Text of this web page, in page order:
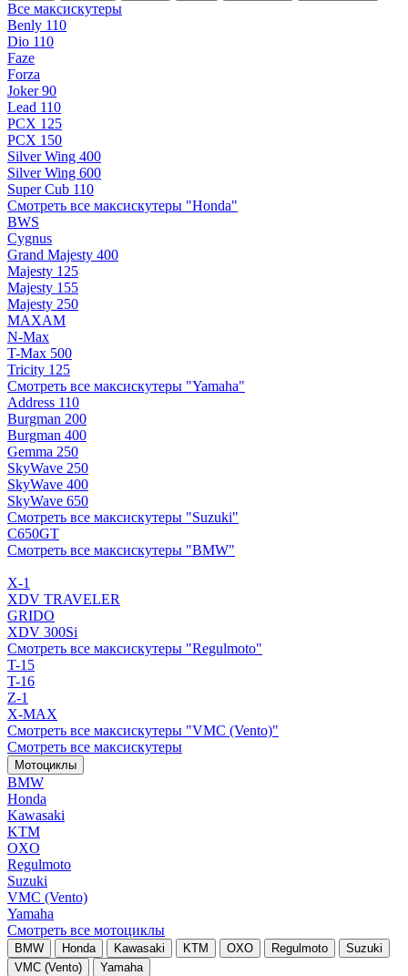
Все максискутеры
Benly 110
Dio 110
Faze
Forza
Joker 90
Lead 110
PCX 125
PCX 150
Silver Wing 400
Silver Wing 600
Super Cub 110
Смотреть все максискутеры "Honda"
BWS
Cygnus
Grand Majesty 400
Majesty 125
Majesty 155
Majesty 250
MAXAM
N-Max
T-Max 500
Tricity 125
Смотреть все максискутеры "Yamaha"
Address 110
Burgman 200
Burgman 400
Gemma 250
SkyWave 250
SkyWave 400
SkyWave 650
Смотреть все максискутеры "Suzuki"
C650GT
Смотреть все максискутеры "BMW"
X-1
XDV TRAVELER
GRIDO
XDV 300Si
Смотреть все максискутеры "Regulmoto"
T-15
T-16
Z-1
X-MAX
Смотреть все максискутеры "VMC (Vento)"
Смотреть все максискутеры
Мотоциклы
BMW
Honda
Kawasaki
KTM
OXO
Regulmoto
Suzuki
VMC (Vento)
Yamaha
Смотреть все мотоциклы
BMW Honda Kawasaki KTM OXO Regulmoto
Suzuki
VMC (Vento)
Yamaha